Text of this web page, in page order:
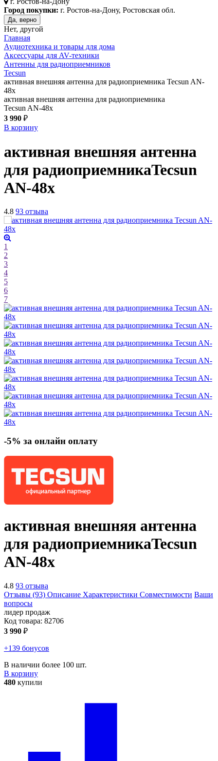
Город покупки: г. Ростов-на-Дону, Ростовская обл.
Да, верно
Нет, другой
Главная
Аудиотехника и товары для дома
Аксессуары для AV-техники
Антенны для радиоприемников
Tecsun
активная внешняя антенна для радиоприемника Tecsun AN-
48x
активная внешняя антенна для радиоприемника
Tecsun AN-48x
3 990 ₽
В корзину
активная внешняя антенна
для радиоприемникаTecsun
AN-48x
4.8 93 отзыва
1
2
3
4
5
6
7
-5% за онлайн оплату
активная внешняя антенна
для радиоприемникаTecsun
AN-48x
4.8 93 отзыва
Отзывы (93) Описание Характеристики Совместимости Ваши
вопросы
лидер продаж
Код товара: 82706
3 990 ₽
+139 бонусов
В наличии более 100 шт.
В корзину
480 купили